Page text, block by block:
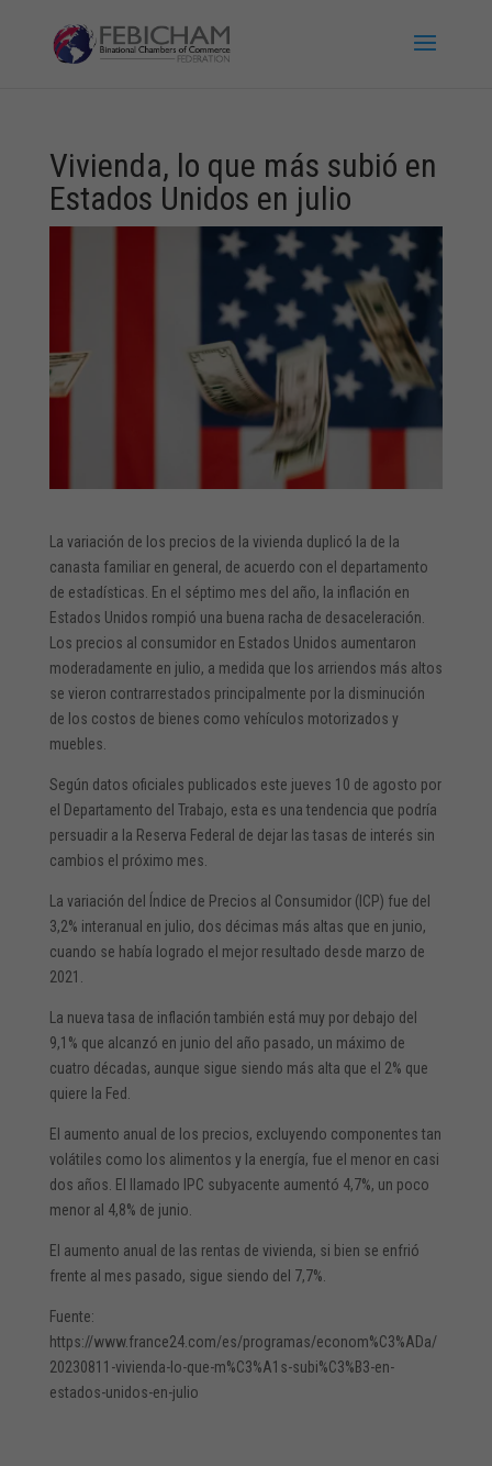
Vivienda, lo que más subió en
Estados Unidos en julio
La variación de los precios de la vivienda duplicó la de la
canasta familiar en general, de acuerdo con el departamento
de estadísticas. En el séptimo mes del año, la inflación en
Estados Unidos rompió una buena racha de desaceleración.
Los precios al consumidor en Estados Unidos aumentaron
moderadamente en julio, a medida que los arriendos más altos
se vieron contrarrestados principalmente por la disminución
de los costos de bienes como vehículos motorizados y
muebles.
Según datos oficiales publicados este jueves 10 de agosto por
el Departamento del Trabajo, esta es una tendencia que podría
persuadir a la Reserva Federal de dejar las tasas de interés sin
cambios el próximo mes.
La variación del Índice de Precios al Consumidor (ICP) fue del
3,2% interanual en julio, dos décimas más altas que en junio,
cuando se había logrado el mejor resultado desde marzo de
2021.
La nueva tasa de inflación también está muy por debajo del
9,1% que alcanzó en junio del año pasado, un máximo de
cuatro décadas, aunque sigue siendo más alta que el 2% que
quiere la Fed.
El aumento anual de los precios, excluyendo componentes tan
volátiles como los alimentos y la energía, fue el menor en casi
dos años. El llamado IPC subyacente aumentó 4,7%, un poco
menor al 4,8% de junio.
El aumento anual de las rentas de vivienda, si bien se enfrió
frente al mes pasado, sigue siendo del 7,7%.
Fuente:
https://www.france24.com/es/programas/econom%C3%ADa/
20230811-vivienda-lo-que-m%C3%A1s-subi%C3%B3-en-
estados-unidos-en-julio